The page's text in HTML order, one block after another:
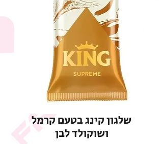
שלגון קינג בטעם קרמל
ושוקולד לבן